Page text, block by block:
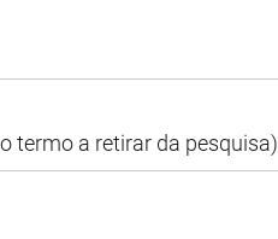
termo a retirar da pesquisa)